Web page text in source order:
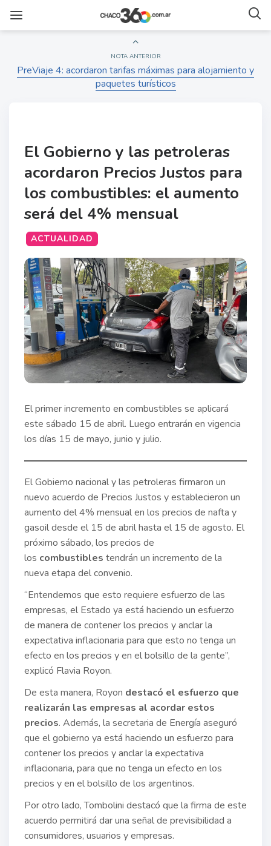
NOTA ANTERIOR
PreViaje 4: acordaron tarifas máximas para alojamiento y
paquetes turísticos
El Gobierno y las petroleras
acordaron Precios Justos para
los combustibles: el aumento
será del 4% mensual
ACTUALIDAD
El primer incremento en combustibles se aplicará
este sábado 15 de abril. Luego entrarán en vigencia
los días 15 de mayo, junio y julio.
El Gobierno nacional y las petroleras firmaron un
nuevo acuerdo de Precios Justos y establecieron un
aumento del 4% mensual en los precios de nafta y
gasoil desde el 15 de abril hasta el 15 de agosto. El
próximo sábado, los precios de
los combustibles tendrán un incremento de la
nueva etapa del convenio.
“Entendemos que esto requiere esfuerzo de las
empresas, el Estado ya está haciendo un esfuerzo
de manera de contener los precios y anclar la
expectativa inflacionaria para que esto no tenga un
efecto en los precios y en el bolsillo de la gente”,
explicó Flavia Royon.
De esta manera, Royon destacó el esfuerzo que
realizarán las empresas al acordar estos
precios. Además, la secretaria de Energía aseguró
que el gobierno ya está haciendo un esfuerzo para
contener los precios y anclar la expectativa
inflacionaria, para que no tenga un efecto en los
precios y en el bolsillo de los argentinos.
Por otro lado, Tombolini destacó que la firma de este
acuerdo permitirá dar una señal de previsibilidad a
consumidores, usuarios y empresas.